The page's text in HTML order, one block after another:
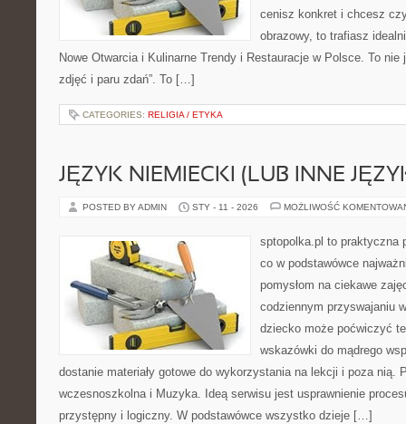
cenisz konkret i chcesz
obrazowy, to trafiasz
Nowe Otwarcia i Kulinarne Trendy i Restauracje w Polsce. To nie
zdjęć i paru zdań”. To […]
CATEGORIES: RELIGIA / ETYKA
JĘZYK NIEMIECKI (LUB INNE
POSTED BY ADMIN STY - 11 - 2026 MOŻLIWOŚĆ
sptopolka.pl to praktyczna
co w podstawówce
pomysłom na ciekawe
codziennym przyswajaniu
dziecko może poćwiczyć
wskazówki do mądrego
dostanie materiały gotowe do wykorzystania na lekcji i poza nią.
wczesnoszkolna i Muzyka. Ideą serwisu jest usprawnienie
przystępny i logiczny. W podstawówce wszystko dzieje […]